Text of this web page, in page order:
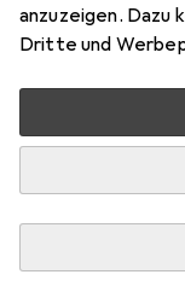
anzuzeigen. Dazu
Dritte und
Zwischen Mi,
Lieferort
Gigasport GmbH